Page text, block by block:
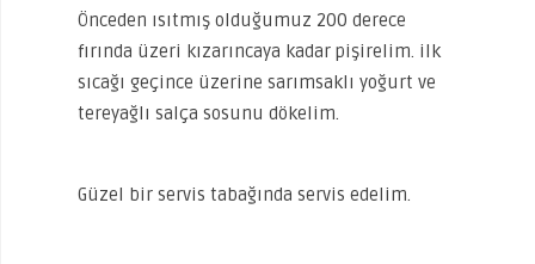
Önceden ısıtmış olduğumuz 200 derece
fırında üzeri kızarıncaya kadar pişirelim. ilk
sıcağı geçince üzerine sarımsaklı yoğurt ve
tereyağlı salça sosunu dökelim.
Güzel bir servis tabağında servis edelim.